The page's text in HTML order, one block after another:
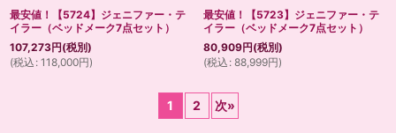
最安値！【5724】ジェニファー・テ
イラー（ベッドメーク7点セット）
107,273円(税別)
(税込 : 118,000円)
最安値！【5723】ジェニファー・テ
イラー（ベッドメーク7点セット）
80,909円(税別)
(税込 : 88,999円)
1 2 次»